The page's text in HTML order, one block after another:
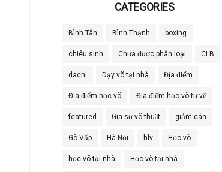
CATEGORIES
Bình Tân Bình Thạnh boxing
chiêu sinh Chưa được phân loại CLB
dachi Dạy võ tại nhà Địa điểm
Địa điểm học võ Địa điểm học võ tự vệ
featured Gia sư võ thuật giảm cân
Gò Vấp Hà Nội hlv Học võ
học võ tại nhà Học võ tại nhà